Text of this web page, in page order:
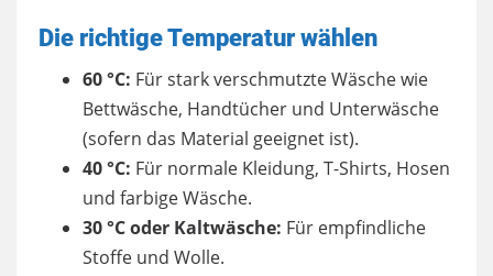
Die richtige Temperatur wählen
60 °C: Für stark verschmutzte Wäsche wie
Bettwäsche, Handtücher und Unterwäsche
(sofern das Material geeignet ist).
40 °C: Für normale Kleidung, T-Shirts, Hosen
und farbige Wäsche.
30 °C oder Kaltwäsche: Für empfindliche
Stoffe und Wolle.